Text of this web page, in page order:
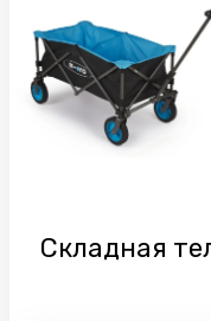
Складная